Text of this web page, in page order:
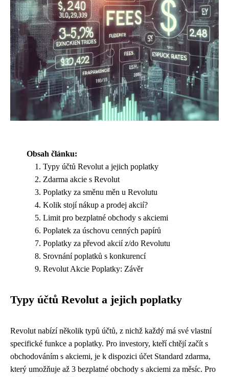
Obsah článku:
Typy účtů Revolut a jejich poplatky
Zdarma akcie s Revolut
Poplatky za směnu měn u Revolutu
Kolik stojí nákup a prodej akcií?
Limit pro bezplatné obchody s akciemi
Poplatek za úschovu cenných papírů
Poplatky za převod akcií z/do Revolutu
Srovnání poplatků s konkurencí
Revolut Akcie Poplatky: Závěr
Typy účtů Revolut a jejich poplatky
Revolut nabízí několik typů účtů, z nichž každý má své vlastní
specifické funkce a poplatky. Pro investory, kteří chtějí začít s
obchodováním s akciemi, je k dispozici účet Standard zdarma,
který umožňuje až 3 bezplatné obchody s akciemi za měsíc. Pro